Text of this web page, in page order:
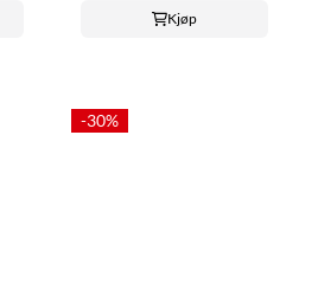
Kjøp
-30%